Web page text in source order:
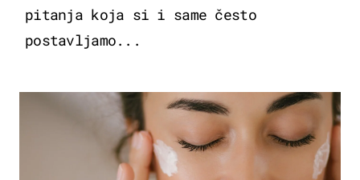
pitanja koja si i same često
postavljamo...
MODA & LJEPOTA